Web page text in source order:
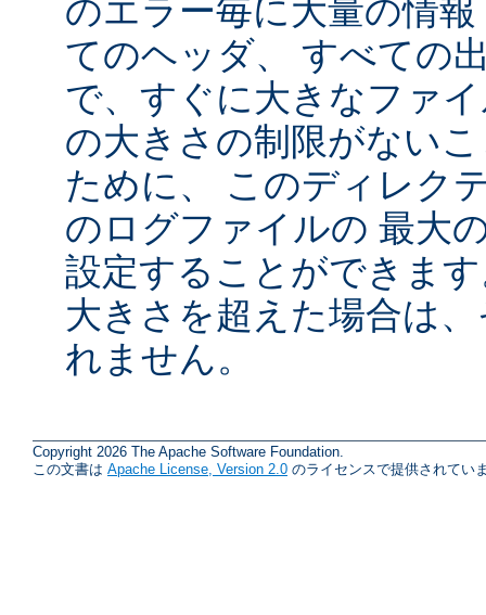
のエラー毎に大量の情
てのヘッダ、 すべての
で、すぐに大きなファ
の大きさの制限がない
ために、 このディレク
のログファイルの 最大
設定することができま
大きさを超えた場合は
れません。
Copyright 2026 The Apache Software Foundation.
この文書は Apache License, Version 2.0 のライセンスで提供されてい